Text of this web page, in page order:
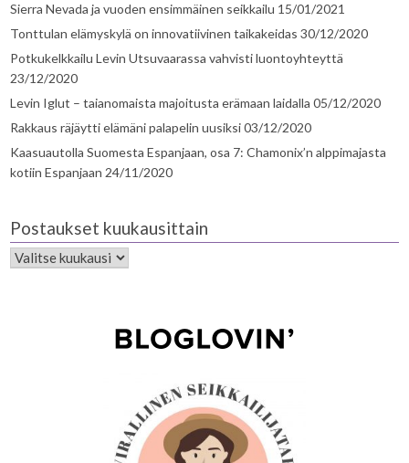
Sierra Nevada ja vuoden ensimmäinen seikkailu 15/01/2021
Tonttulan elämyskylä on innovatiivinen taikakeidas 30/12/2020
Potkukelkkailu Levin Utsuvaarassa vahvisti luontoyhteyttä
23/12/2020
Levin Iglut – taianomaista majoitusta erämaan laidalla 05/12/2020
Rakkaus räjäytti elämäni palapelin uusiksi03/12/2020
Kaasuautolla Suomesta Espanjaan, osa 7: Chamonix’n alppimajasta
kotiin Espanjaan 24/11/2020
Postaukset kuukausittain